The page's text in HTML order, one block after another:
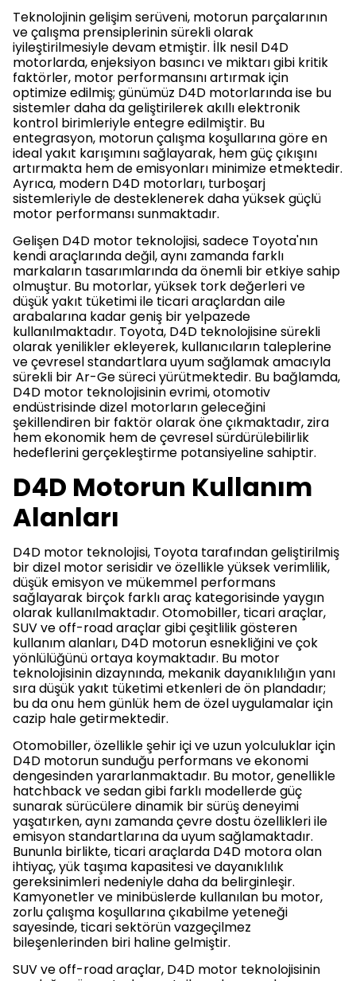
Teknolojinin gelişim serüveni, motorun parçalarının
ve çalışma prensiplerinin sürekli olarak
iyileştirilmesiyle devam etmiştir. İlk nesil D4D
motorlarda, enjeksiyon basıncı ve miktarı gibi kritik
faktörler, motor performansını artırmak için
optimize edilmiş; günümüz D4D motorlarında ise bu
sistemler daha da geliştirilerek akıllı elektronik
kontrol birimleriyle entegre edilmiştir. Bu
entegrasyon, motorun çalışma koşullarına göre en
ideal yakıt karışımını sağlayarak, hem güç çıkışını
artırmakta hem de emisyonları minimize etmektedir.
Ayrıca, modern D4D motorları, turboşarj
sistemleriyle de desteklenerek daha yüksek güçlü
motor performansı sunmaktadır.
Gelişen D4D motor teknolojisi, sadece Toyota'nın
kendi araçlarında değil, aynı zamanda farklı
markaların tasarımlarında da önemli bir etkiye sahip
olmuştur. Bu motorlar, yüksek tork değerleri ve
düşük yakıt tüketimi ile ticari araçlardan aile
arabalarına kadar geniş bir yelpazede
kullanılmaktadır. Toyota, D4D teknolojisine sürekli
olarak yenilikler ekleyerek, kullanıcıların taleplerine
ve çevresel standartlara uyum sağlamak amacıyla
sürekli bir Ar-Ge süreci yürütmektedir. Bu bağlamda,
D4D motor teknolojisinin evrimi, otomotiv
endüstrisinde dizel motorların geleceğini
şekillendiren bir faktör olarak öne çıkmaktadır, zira
hem ekonomik hem de çevresel sürdürülebilirlik
hedeflerini gerçekleştirme potansiyeline sahiptir.
D4D Motorun Kullanım
Alanları
D4D motor teknolojisi, Toyota tarafından geliştirilmiş
bir dizel motor serisidir ve özellikle yüksek verimlilik,
düşük emisyon ve mükemmel performans
sağlayarak birçok farklı araç kategorisinde yaygın
olarak kullanılmaktadır. Otomobiller, ticari araçlar,
SUV ve off-road araçlar gibi çeşitlilik gösteren
kullanım alanları, D4D motorun esnekliğini ve çok
yönlülüğünü ortaya koymaktadır. Bu motor
teknolojisinin dizaynında, mekanik dayanıklılığın yanı
sıra düşük yakıt tüketimi etkenleri de ön plandadır;
bu da onu hem günlük hem de özel uygulamalar için
cazip hale getirmektedir.
Otomobiller, özellikle şehir içi ve uzun yolculuklar için
D4D motorun sunduğu performans ve ekonomi
dengesinden yararlanmaktadır. Bu motor, genellikle
hatchback ve sedan gibi farklı modellerde güç
sunarak sürücülere dinamik bir sürüş deneyimi
yaşatırken, aynı zamanda çevre dostu özellikleri ile
emisyon standartlarına da uyum sağlamaktadır.
Bununla birlikte, ticari araçlarda D4D motora olan
ihtiyaç, yük taşıma kapasitesi ve dayanıklılık
gereksinimleri nedeniyle daha da belirginleşir.
Kamyonetler ve minibüslerde kullanılan bu motor,
zorlu çalışma koşullarına çıkabilme yeteneği
sayesinde, ticari sektörün vazgeçilmez
bileşenlerinden biri haline gelmiştir.
SUV ve off-road araçlar, D4D motor teknolojisinin